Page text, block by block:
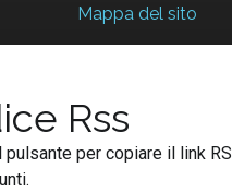
Mappa del sito
Rss
pulsante per copiare il link